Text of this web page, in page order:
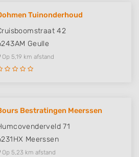
Tuinonderhoud
42
Geulle
Op 5,19 km afstand
Bestratingen Meerssen
71
Meerssen
Op 5,23 km afstand